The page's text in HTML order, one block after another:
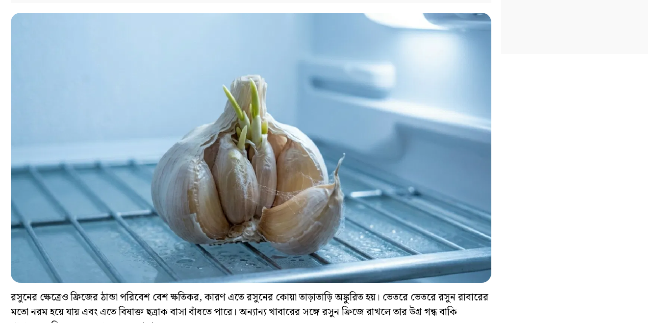
রসুনের ক্ষেত্রেও ফ্রিজের ঠান্ডা পরিবেশ বেশ ক্ষতিকর, কারণ এতে রসুনের কোয়া তাড়াতাড়ি অঙ্কুরিত হয়। ভেতরে ভেতরে রসুন রাবারের
মতো নরম হয়ে যায় এবং এতে বিষাক্ত ছত্রাক বাসা বাঁধতে পারে। অন্যান্য খাবারের সঙ্গে রসুন ফ্রিজে রাখলে তার উগ্র গন্ধ বাকি